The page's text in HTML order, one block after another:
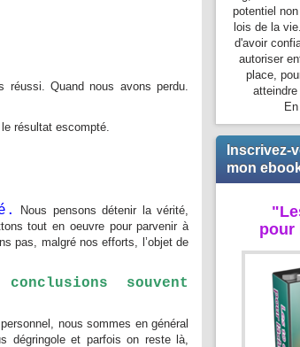
réussi. Quand nous avons perdu.
le résultat escompté.
Nous pensons détenir la vérité,
tout en oeuvre pour parvenir à
pas, malgré nos efforts, l’objet de
souvent
nous sommes en général
dégringole et parfois on reste là,
potentiel
lois de la
d'avoir
autoriser
place,
atteindre
Inscrivez-
mon
pour